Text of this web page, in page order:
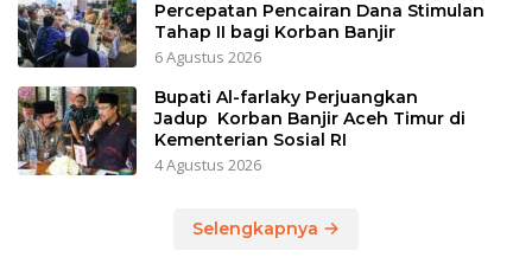
Percepatan Pencairan Dana Stimulan
Tahap II bagi Korban Banjir
6 Agustus 2026
Bupati Al-farlaky Perjuangkan
Jadup Korban Banjir Aceh Timur di
Kementerian Sosial RI
4 Agustus 2026
Selengkapnya